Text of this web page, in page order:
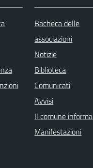
Bacheca delle
associazioni
Notizie
Biblioteca
Comunicati
Avvisi
Il comune informa
Manifestazioni